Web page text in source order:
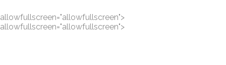
allowfullscreen="allowfullscreen">
allowfullscreen="allowfullscreen">